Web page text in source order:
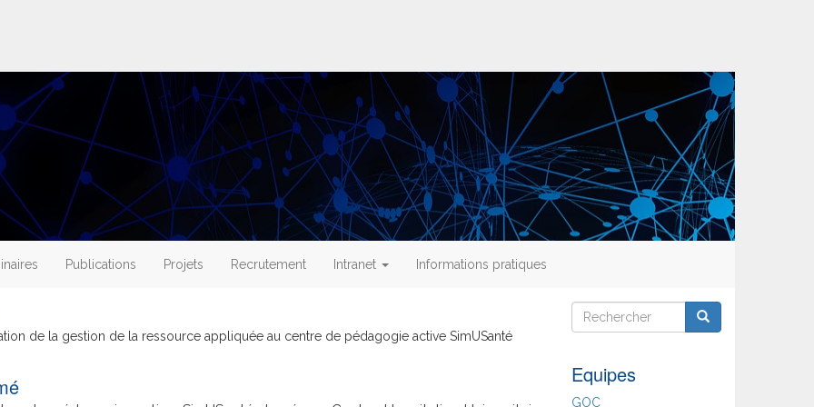
Publications Projets Recrutement Intranet Informations pratiques
de la gestion de la ressource appliquée au centre de pédagogie active SimUSanté Rechercher
Rechercher Rechercher
Equipes
GOC